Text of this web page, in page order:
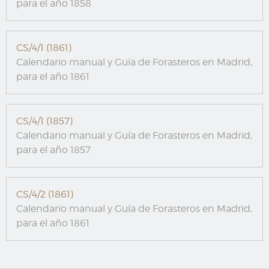
para el año 1858
CS/4/1 (1861)
Calendario manual y Guía de Forasteros en Madrid,
para el año 1861
CS/4/1 (1857)
Calendario manual y Guía de Forasteros en Madrid,
para el año 1857
CS/4/2 (1861)
Calendario manual y Guía de Forasteros en Madrid,
para el año 1861